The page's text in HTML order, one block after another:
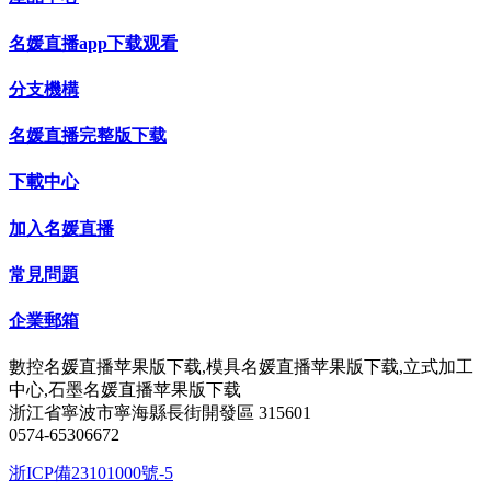
名媛直播app下载观看
分支機構
名媛直播完整版下载
下載中心
加入名媛直播
常見問題
企業郵箱
數控名媛直播苹果版下载,模具名媛直播苹果版下载,立式加工
中心,石墨名媛直播苹果版下载
浙江省寧波市寧海縣長街開發區 315601
0574-65306672
浙ICP備23101000號-5